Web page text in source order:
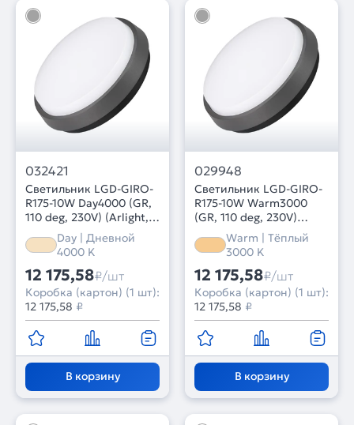
032421
Светильник LGD-GIRO-
R175-10W Day4000 (GR,
110 deg, 230V) (Arlight,
IP54 Металл, 3 года)
Day | Дневной
4000 K
12 175,58₽/шт
Коробка (картон) (1 шт):
12 175,58 ₽
В корзину
029948
Светильник LGD-GIRO-
R175-10W Warm3000
(GR, 110 deg, 230V)
(Arlight, IP54 Металл, 3
года)
Warm | Тёплый
3000 K
12 175,58₽/шт
Коробка (картон) (1 шт):
12 175,58 ₽
В корзину